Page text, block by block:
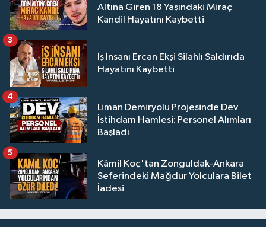
Altına Giren 18 Yaşındaki Miraç
Kandil Hayatını Kaybetti
İş İnsanı Ercan Ekşi Silahlı Saldırıda
Hayatını Kaybetti
3
Liman Demiryolu Projesinde Dev
İstihdam Hamlesi: Personel Alımları
Başladı
4
Kâmil Koç'tan Zonguldak-Ankara
Seferindeki Mağdur Yolculara Bilet
İadesi
5